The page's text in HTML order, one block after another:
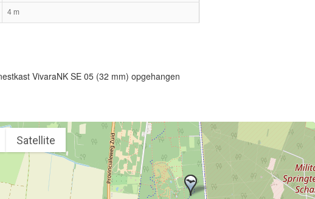
4 m
VivaraNK SE 05 (32 mm) opgehangen
Satellite